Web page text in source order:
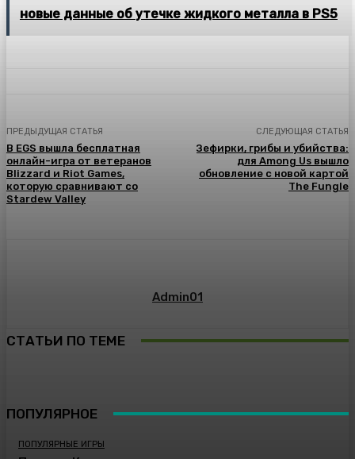
новые данные об утечке жидкого металла в PS5
ПРЕДЫДУЩАЯ СТАТЬЯ
В EGS вышла бесплатная
онлайн-игра от ветеранов
Blizzard и Riot Games,
которую сравнивают со
Stardew Valley
СЛЕДУЮЩАЯ СТАТЬЯ
Зефирки, грибы и убийства:
для Among Us вышло
обновление с новой картой
The Fungle
Admin01
СТАТЬИ ПО ТЕМЕ
ПОПУЛЯРНОЕ
ПОПУЛЯРНЫЕ ИГРЫ